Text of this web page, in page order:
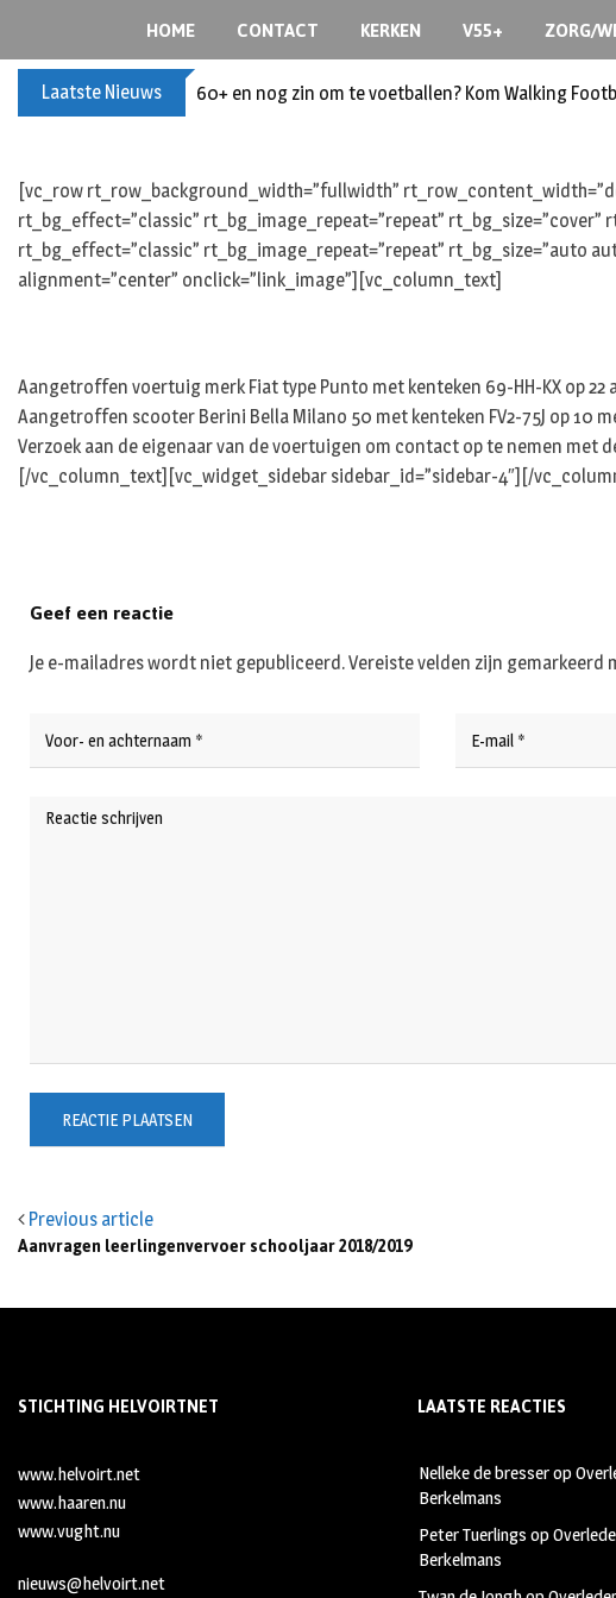
content
HOME CONTACT KERKEN V55+ ZORG/
Laatste Nieuws 60+ en nog zin om te voetballen? Kom Walking
[vc_row rt_row_background_width=”fullwidth”
rt_bg_effect=”classic” rt_bg_image_repeat=”repeat”
rt_bg_effect=”classic” rt_bg_image_repeat=”repeat” rt_bg_size=”auto
alignment=”center” onclick=”link_image”][vc_column_text]
Aangetroffen voertuig merk Fiat type Punto met kenteken 69-HH-KX op 22
Aangetroffen scooter Berini Bella Milano 50 met kenteken FV2-75J op 10
Verzoek aan de eigenaar van de voertuigen om contact op te nemen met
[/vc_column_text][vc_widget_sidebar sidebar_id=”sidebar-4″][/
Previous article
Aanvragen leerlingenvervoer schooljaar 2018/2019
Geef een reactie
Je e-mailadres wordt niet gepubliceerd.Vereiste velden zijn gemarkeerd
STICHTING HELVOIRTNET
www.helvoirt.net
www.haaren.nu
www.vught.nu
nieuws@helvoirt.net
LAATSTE REACTIES
Nelleke de bresserop
Berkelmans
Peter Tuerlings op
Berkelmans